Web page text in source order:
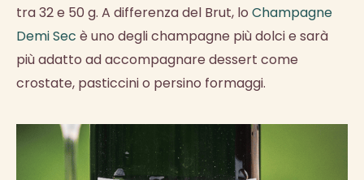
tra 32 e 50 g. A differenza del Brut, lo Champagne
Demi Sec è uno degli champagne più dolci e sarà
più adatto ad accompagnare dessert come
crostate, pasticcini o persino formaggi.